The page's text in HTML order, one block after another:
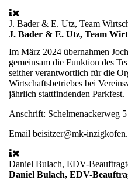
J. Bader & E. Utz, Team
J. Bader & E. Utz, Team
Im März 2024 übernahmen
gemeinsam die Funktion des
seither verantwortlich für die
Wirtschaftsbetriebes bei
jährlich stattfindenden Parkfest.
Anschrift: Schelmenackerweg
Email beisitzer@mk-
Daniel Bulach, EDV-
Daniel Bulach, EDV-